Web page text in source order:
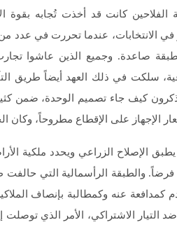
في الانتخابات، عندما تحررت في
صاعدة. وجميع الذين عاشوا
سلكت في ذلك العهد أيضاً طريق
كيف جاء تصميم الوحدة، ضمن
على الإقطاع مطروحاً، وكان الحكم في
الإصلاح الزراعي ويحدد ملكية
والطبقة الرأسمالية التي
كمدافعة عنه وكمطالبة بإنصاف
ضد التيار الاشتراكي، الأمر الذي